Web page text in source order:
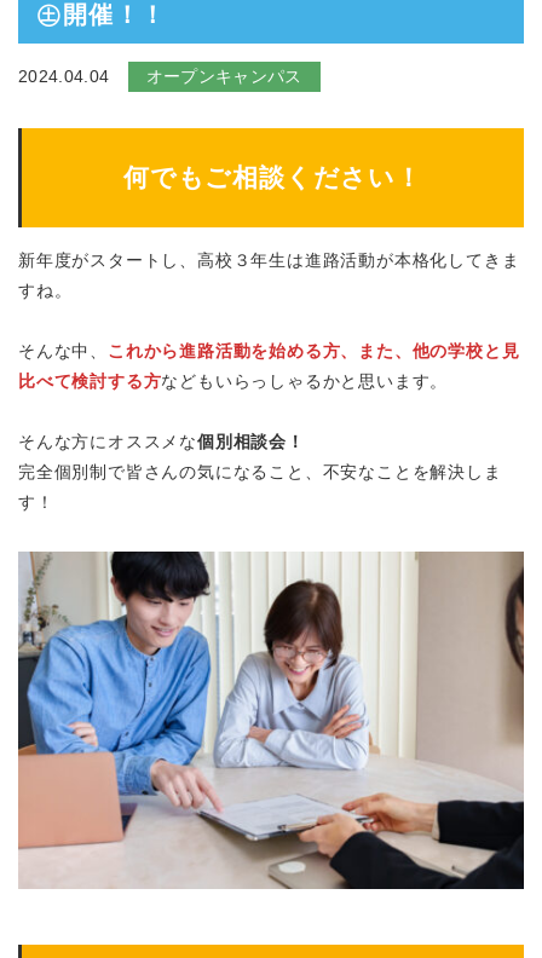
㊏開催！！
2024.04.04 オープンキャンパス
何でもご相談ください！
新年度がスタートし、高校３年生は進路活動が本格化してきま
すね。
そんな中、 これから進路活動を始める方、
また、他の学校と見
比べて検討する方などもいらっしゃるかと思います。
そんな方にオススメな個別相談会！
完全個別制で皆さんの気になること、不安なことを解決しま
す！